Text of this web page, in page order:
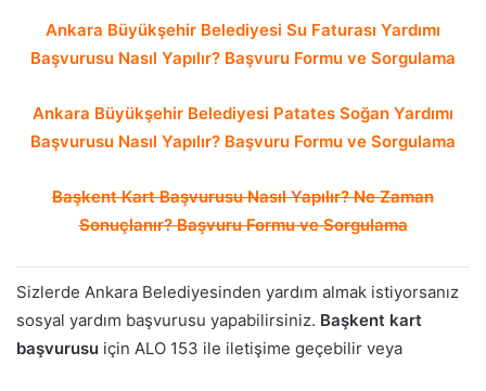
Ankara Büyükşehir Belediyesi Su Faturası Yardımı
Başvurusu Nasıl Yapılır? Başvuru Formu ve Sorgulama
Ankara Büyükşehir Belediyesi Patates Soğan Yardımı
Başvurusu Nasıl Yapılır? Başvuru Formu ve Sorgulama
Başkent Kart Başvurusu Nasıl Yapılır? Ne Zaman
Sonuçlanır? Başvuru Formu ve Sorgulama
Sizlerde Ankara Belediyesinden yardım almak istiyorsanız
sosyal yardım başvurusu yapabilirsiniz. Başkent kart
başvurusu için ALO 153 ile iletişime geçebilir veya